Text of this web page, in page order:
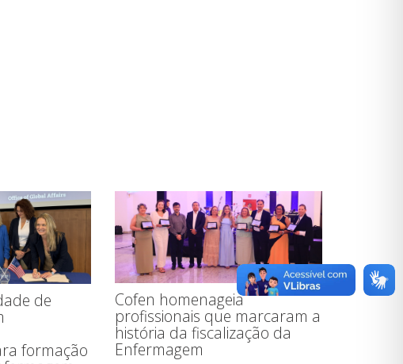
de
formação
Cofen homenageia
profissionais que marcaram a
história da fiscalização da
Enfermagem